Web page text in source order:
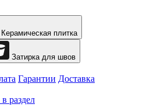
Керамическая плитка
Затирка для швов
Гарантии Доставка
раздел